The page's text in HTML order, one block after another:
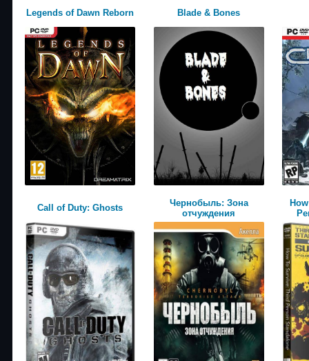
Legends of Dawn Reborn Blade & Bones
Call of Duty: Ghosts
Чернобыль: Зона
отчуждения